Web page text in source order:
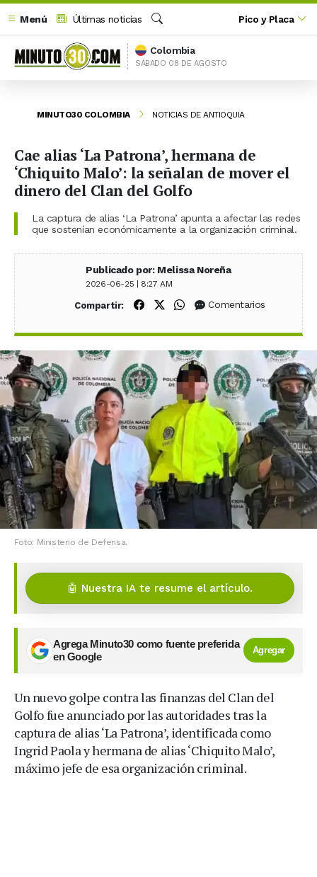
Menú
Últimas noticias
Buscar
Pico y Placa
Colombia
SÁBADO 08 DE AGOSTO
MINUTO30 COLOMBIA NOTICIAS DE ANTIOQUIA
Cae alias ‘La Patrona’, hermana de
‘Chiquito Malo’: la señalan de mover el
dinero del Clan del Golfo
La captura de alias ‘La Patrona’ apunta a afectar las redes
que sostenían económicamente a la organización criminal.
Publicado por: Melissa Noreña
2026-06-25 | 8:27 AM
Compartir: Compartir en Facebook
Compartir en X (Twitter)
Compartir en WhatsApp
Comentarios
Foto: Ministerio de Defensa.
🤖 Nuestra IA te resume el artículo.
Agrega Minuto30 como fuente preferida
en Google
Agregar
Un nuevo golpe contra las finanzas del Clan del
Golfo fue anunciado por las autoridades tras la
captura de alias ‘La Patrona’, identificada como
Ingrid Paola y hermana de alias ‘Chiquito Malo’,
máximo jefe de esa organización criminal.